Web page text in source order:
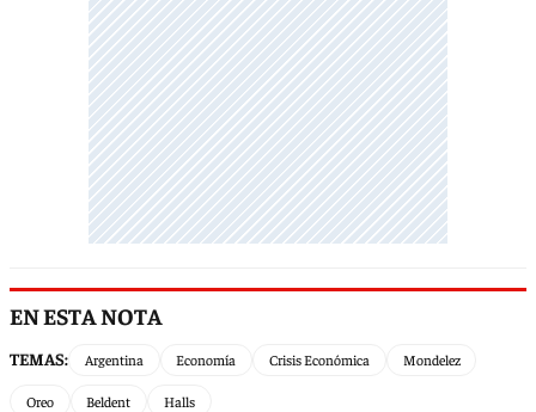
EN ESTA NOTA
TEMAS: Argentina Economía Crisis Económica Mondelez
Oreo Beldent Halls